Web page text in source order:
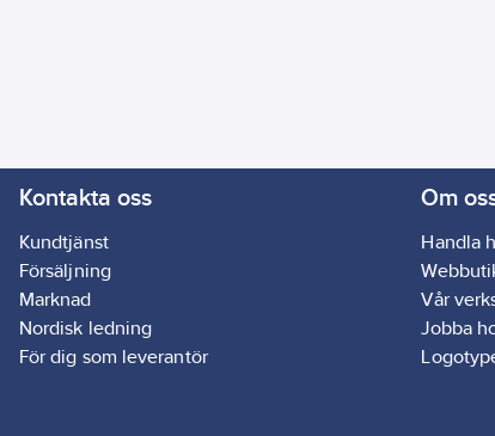
Kontakta oss
Kundtjänst
Försäljning
Marknad
Nordisk ledning
För dig som leverantör
Om
Handla
Vår
Jobba